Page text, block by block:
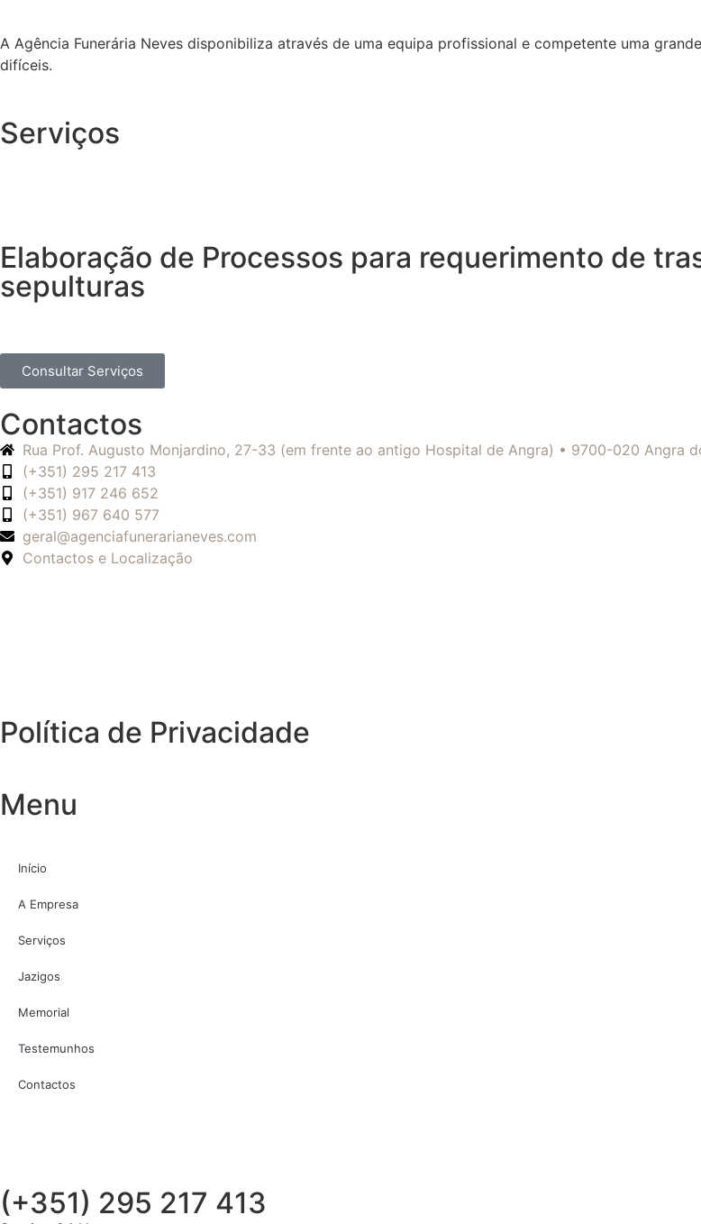
A Agência Funerária Neves disponibiliza através de uma equipa profissional e competente uma
difíceis.
Serviços
Elaboração de Processos para requerimento de
sepulturas
Consultar Serviços
Contactos
Rua Prof. Augusto Monjardino, 27-33 (em frente ao antigo Hospital de Angra) • 9700-020 Angra
(+351) 295 217 413
(+351) 917 246 652
(+351) 967 640 577
geral@agenciafunerarianeves.com
Contactos e Localização
Política de Privacidade
Menu
Início
A Empresa
Serviços
Jazigos
Memorial
Testemunhos
Contactos
(+351) 295 217 413